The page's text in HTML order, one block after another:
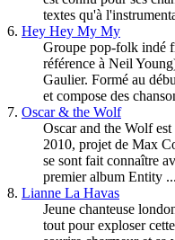
textes qu'à
6. Hey Hey My My
Groupe pop-folk indé
référence à Neil
Gaulier. Formé au
et compose des
7. Oscar & the Wolf
Oscar and the Wolf
2010, projet de Max
se sont fait connaître
premier album Entity ...
8. Lianne La Havas
Jeune chanteuse
tout pour exploser